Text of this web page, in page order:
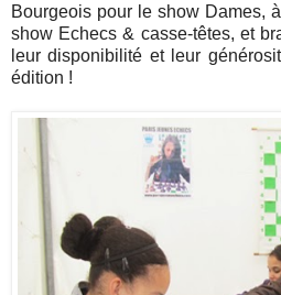
Bourgeois pour le show Dames,
show Echecs & casse-têtes, et
leur disponibilité et leur
édition !